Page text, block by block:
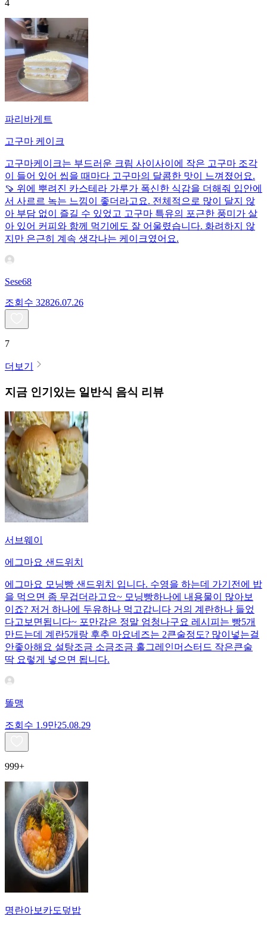
4
파리바게트
고구마 케이크
고구마케이크는 부드러운 크림 사이사이에 작은 고구마 조각
이 들어 있어 씹을 때마다 고구마의 달콤한 맛이 느껴졌어요.
🍠 위에 뿌려진 카스테라 가루가 폭신한 식감을 더해줘 입안에
서 사르르 녹는 느낌이 좋더라고요. 전체적으로 많이 달지 않
아 부담 없이 즐길 수 있었고 고구마 특유의 포근한 풍미가 살
아 있어 커피와 함께 먹기에도 잘 어울렸습니다. 화려하지 않
지만 은근히 계속 생각나는 케이크였어요.
Sese68
조회수 32826.07.26
7
더보기
지금 인기있는 일반식 음식 리뷰
서브웨이
에그마요 샌드위치
에그마요 모닝빵 샌드위치 입니다. 수영을 하는데 가기전에 밥
을 먹으면 좀 무겁더라고요~ 모닝빵하나에 내용물이 많아보
이죠? 저거 하나에 두유하나 먹고갑니다 거의 계란하나 들었
다고보면됩니다~ 포만감은 정말 엄청나구요 레시피는 빵5개
만드는데 계란5개랑 후추 마요네즈는 2큰술정도? 많이넣는걸
안좋아해요 설탕조금 소금조금 홀그레인머스터드 작은큰술
딱 요렇게 넣으면 됩니다.
똘맹
조회수 1.9만25.08.29
999+
명란아보카도덮밥